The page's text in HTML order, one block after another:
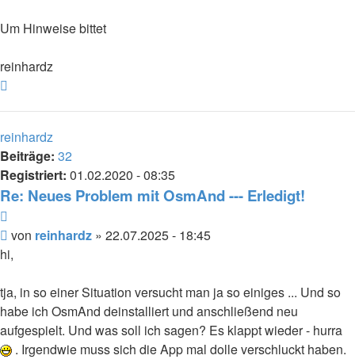
Um Hinweise bittet
reinhardz
reinhardz
Beiträge: 32
Registriert: 01.02.2020 - 08:35
Re: Neues Problem mit OsmAnd --- Erledigt!
Beitrag
von reinhardz » 22.07.2025 - 18:45
hi,
tja, in so einer Situation versucht man ja so einiges ... Und so
habe ich OsmAnd deinstalliert und anschließend neu
aufgespielt. Und was soll ich sagen? Es klappt wieder - hurra
. Irgendwie muss sich die App mal dolle verschluckt haben.